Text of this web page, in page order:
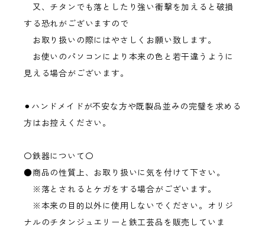
又、チタンでも落としたり強い衝撃を加えると破損
する恐れがございますので
お取り扱いの際にはやさしくお願い致します。
お使いのパソコンにより本来の色と若干違うように
見える場合がございます。
⚫︎ハンドメイドが不安な方や既製品並みの完璧を求める
方はお控えください。
〇鉄器について〇
●商品の性質上、お取り扱いに気を付けて下さい。
※落とされるとケガをする場合がございます。
※本来の目的以外に使用しないでください。オリジ
ナルのチタンジュエリーと鉄工芸品を販売していま